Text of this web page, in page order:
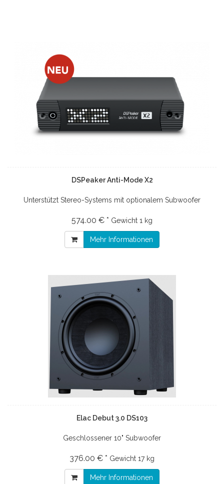
DSPeaker Anti-Mode X2
Unterstützt Stereo-Systems mit optionalem Subwoofer
574.00 € * Gewicht 1 kg
Mehr Informationen
Elac Debut 3.0 DS103
Geschlossener 10" Subwoofer
376.00 € * Gewicht 17 kg
Mehr Informationen